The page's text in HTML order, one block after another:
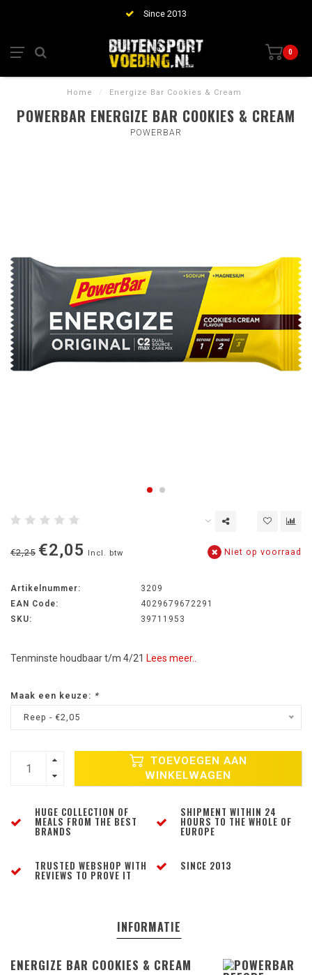
Since 2013
0
Home / Energize Bar Cookies & Cream
POWERBAR ENERGIZE BAR COOKIES & CREAM
POWERBAR
€2,25 €2,05 Incl. btw Niet op voorraad
Artikelnummer:
3209
EAN Code:
4029679672291
SKU:
39711953
Tenminste houdbaar t/m 4/21 Lees meer..
Maak een keuze: *
Reep - €2,05
TOEVOEGEN AAN
WINKELWAGEN
HUGE COLLECTION OF
MEALS FROM THE BEST
BRANDS
SHIPMENT WITHIN 24
HOURS TO THE WHOLE OF
EUROPE
TRUSTED WEBSHOP WITH
REVIEWS TO PROVE IT
SINCE 2013
INFORMATIE
ENERGIZE BAR COOKIES & CREAM